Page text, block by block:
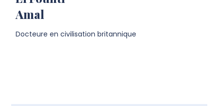
Amal
Docteure en civilisation britannique